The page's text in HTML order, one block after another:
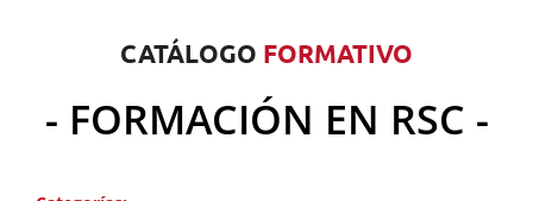
CATÁLOGO FORMATIVO
- FORMACIÓN EN RSC -